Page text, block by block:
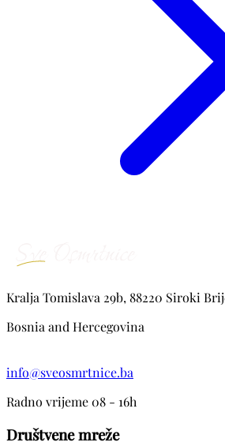
Kralja Tomislava 29b, 88220 Siroki
Bosnia and Hercegovina
info@sveosmrtnice.ba
Radno vrijeme 08 - 16h
Društvene mreže